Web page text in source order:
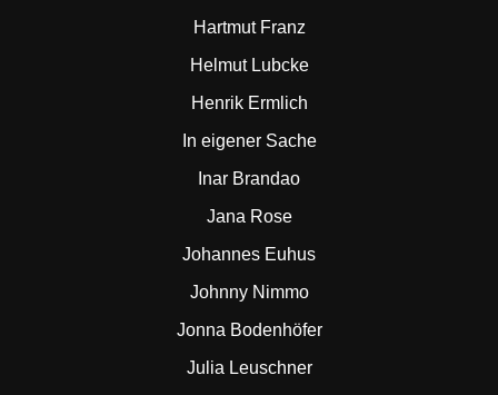
Hartmut Franz
Helmut Lubcke
Henrik Ermlich
In eigener Sache
Inar Brandao
Jana Rose
Johannes Euhus
Johnny Nimmo
Jonna Bodenhöfer
Julia Leuschner